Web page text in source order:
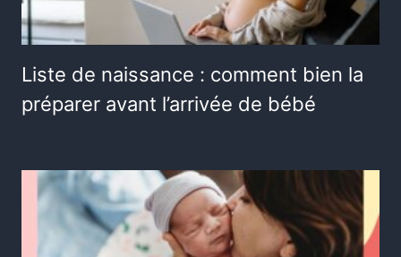
Liste de naissance : comment bien la
préparer avant l’arrivée de bébé